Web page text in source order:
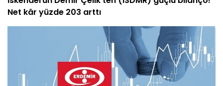
Net kâr yüzde 203 arttı